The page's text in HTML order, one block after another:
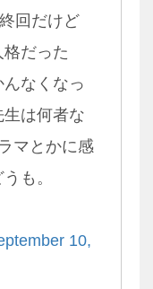
回だけど
だった
なくなっ
は何者な
マとかに感
も。
10,